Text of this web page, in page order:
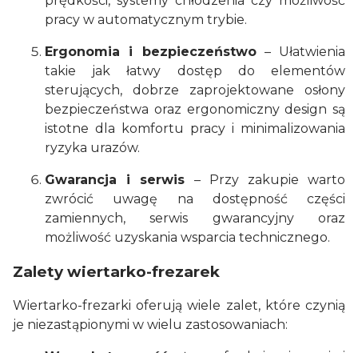
pracy w automatycznym trybie.
Ergonomia i bezpieczeństwo– Ułatwienia
takie jak łatwy dostęp do elementów
sterujących, dobrze zaprojektowane osłony
bezpieczeństwa oraz ergonomiczny design są
istotne dla komfortu pracy i minimalizowania
ryzyka urazów.
Gwarancja i serwis – Przy zakupie warto
zwrócić uwagę na dostępność części
zamiennych, serwis gwarancyjny oraz
możliwość uzyskania wsparcia technicznego.
Zalety wiertarko-frezarek
Wiertarko-frezarki oferują wiele zalet, które czynią
je niezastąpionymi w wielu zastosowaniach: